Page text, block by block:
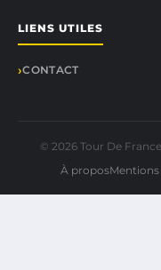
LIENS UTILES
CONTACT
© 2026 Tour De
À proposMentions